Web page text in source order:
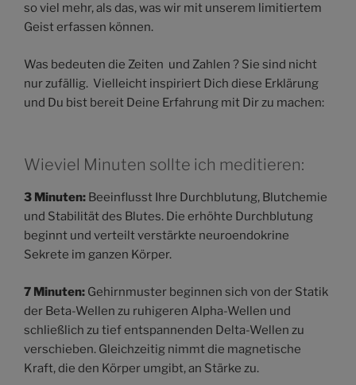
so viel mehr, als das, was wir mit unserem limitiertem
Geist erfassen können.
Was bedeuten die Zeiten und Zahlen ? Sie sind nicht
nur zufällig. Vielleicht inspiriert Dich diese Erklärung
und Du bist bereit Deine Erfahrung mit Dir zu machen:
Wieviel Minuten sollte ich meditieren:
3 Minuten: Beeinflusst Ihre Durchblutung, Blutchemie
und Stabilität des Blutes. Die erhöhte Durchblutung
beginnt und verteilt verstärkte neuroendokrine
Sekrete im ganzen Körper.
7 Minuten: Gehirnmuster beginnen sich von der Statik
der Beta-Wellen zu ruhigeren Alpha-Wellen und
schließlich zu tief entspannenden Delta-Wellen zu
verschieben. Gleichzeitig nimmt die magnetische
Kraft, die den Körper umgibt, an Stärke zu.